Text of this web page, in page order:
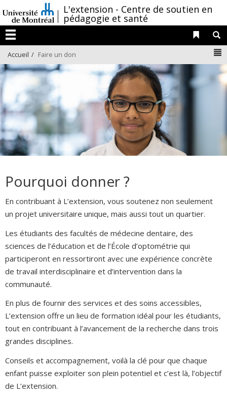
au
contenu
/L'extension - Centre de soutien en
pédagogie et santé
Menu
Liens
Accueil Faire un don
Pourquoi donner ?
En contribuant à L’extension, vous soutenez non seulement
un projet universitaire unique, mais aussi tout un quartier.
Les étudiants des facultés de médecine dentaire, des
sciences de l’éducation et de l’École d’optométrie qui
participeront en ressortiront avec une expérience concrète
de travail interdisciplinaire et d’intervention dans la
communauté.
En plus de fournir des services et des soins accessibles,
L’extension offre un lieu de formation idéal pour les étudiants,
tout en contribuant à l’avancement de la recherche dans trois
grandes disciplines.
Conseils et accompagnement, voilà la clé pour que chaque
enfant puisse exploiter son plein potentiel et c’est là, l’objectif
de L’extension.